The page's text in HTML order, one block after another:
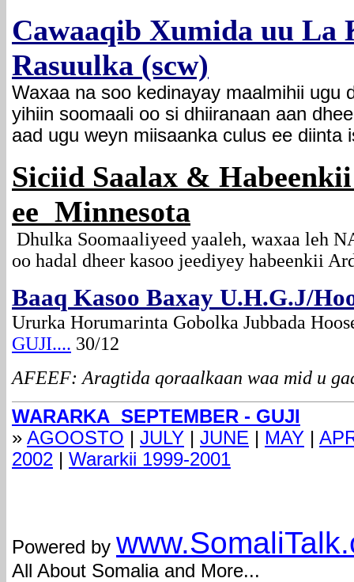
Cawaaqib Xumida uu La
Rasuulka (scw)
Waxaa na soo kedinayay maalmihii ugu
yihiin soomaali oo si dhiiranaan aan
aad ugu weyn miisaanka culus ee diinta
Siciid Saalax &
ee Minnesota
Dhulka Soomaaliyeed yaaleh, waxaa leh
oo hadal dheer kasoo jeediyey habeenkii
Baaq Kasoo Baxay U.H.G.J/
Ururka Horumarinta Gobolka Jubbada
GUJI.... 30/12
AFEEF: Aragtida qoraalkaan waa mid u
WARARKA SEPTEMBER - GUJI
» AGOOSTO | JULY | JUNE | MAY |
2002 | Wararkii 1999-2001
Powered by www.Somali
All About Somalia and More...